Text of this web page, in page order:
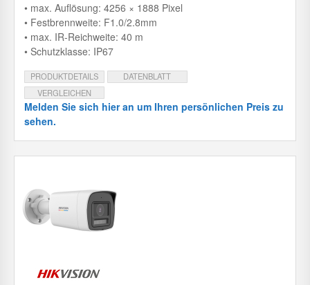
• max. Auflösung: 4256 × 1888 Pixel
• Festbrennweite: F1.0/2.8mm
• max. IR-Reichweite: 40 m
• Schutzklasse: IP67
PRODUKTDETAILS
DATENBLATT
VERGLEICHEN
Melden Sie sich hier an um Ihren persönlichen Preis zu
sehen.